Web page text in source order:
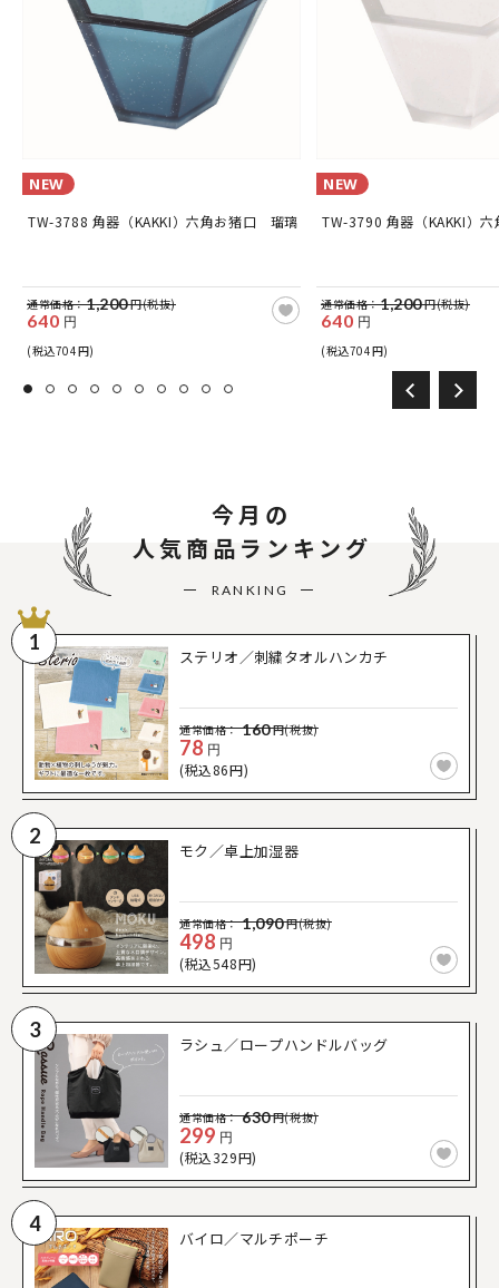
NEW
TW-3788 角器（KAKKI）六角お猪口 瑠璃
通常価格：1,200円(税抜)
640 円
(税込704円)
NEW
TW-3790 角器（KAKKI）
通常価格：1,200円(税抜)
640 円
(税込704円)
今月の
人気商品ランキング
RANKING
1
ステリオ／刺繍タオルハンカチ
通常価格： 160円(税抜)
78 円
(税込86円)
2
モク／卓上加湿器
通常価格： 1,090円(税抜)
498 円
(税込548円)
3
ラシュ／ロープハンドルバッグ
通常価格： 630円(税抜)
299 円
(税込329円)
4
バイロ／マルチポーチ